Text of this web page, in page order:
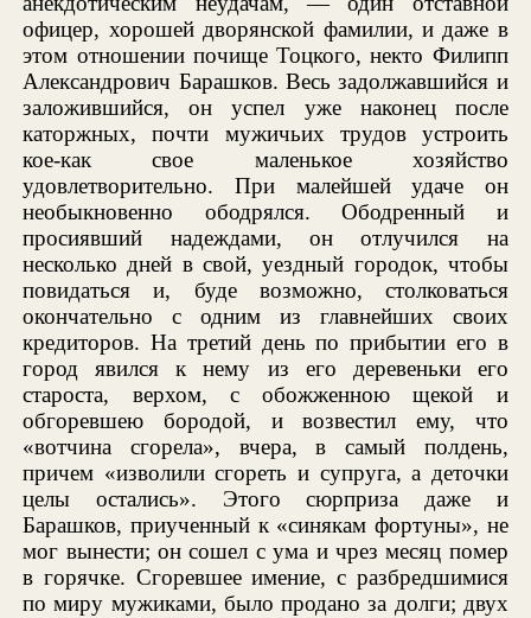
офицер, хорошей дворянской фамилии, и даже в
этом отношении почище Тоцкого, некто Филипп
Александрович Барашков. Весь задолжавшийся и
заложившийся, он успел уже наконец после
каторжных, почти мужичьих трудов устроить
кое-как свое маленькое хозяйство
удовлетворительно. При малейшей удаче он
необыкновенно ободрялся. Ободренный и
просиявший надеждами, он отлучился на
несколько дней в свой, уездный городок, чтобы
повидаться и, буде возможно, столковаться
окончательно с одним из главнейших своих
кредиторов. На третий день по прибытии его в
город явился к нему из его деревеньки его
староста, верхом, с обожженною щекой и
обгоревшею бородой, и возвестил ему, что
«вотчина сгорела», вчера, в самый полдень,
причем «изволили сгореть и супруга, а деточки
целы остались». Этого сюрприза даже и
Барашков, приученный к «синякам фортуны», не
мог вынести; он сошел с ума и чрез месяц помер
в горячке. Сгоревшее имение, с разбредшимися
по миру мужиками, было продано за долги; двух